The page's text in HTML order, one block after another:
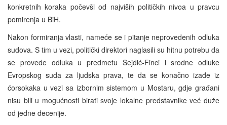
konkretnih koraka počevši od najviših političkih nivoa u pravcu
pomirenja u BiH.
Nakon formiranja vlasti, nameće se i pitanje neprovedenih odluka
sudova. S tim u vezi, politički direktori naglasili su hitnu potrebu da
se provede odluka u predmetu Sejdić-Finci i srodne odluke
Evropskog suda za ljudska prava, te da se konačno izađe iz
ćorsokaka u vezi sa izbornim sistemom u Mostaru, gdje građani
nisu bili u mogućnosti birati svoje lokalne predstavnike već duže
od jedne decenije.